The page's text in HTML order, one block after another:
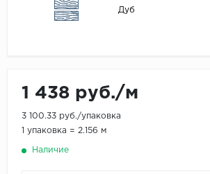
Дуб
1 438 руб./м
3 100.33 руб./упаковка
1 упаковка = 2.156 м
Наличие